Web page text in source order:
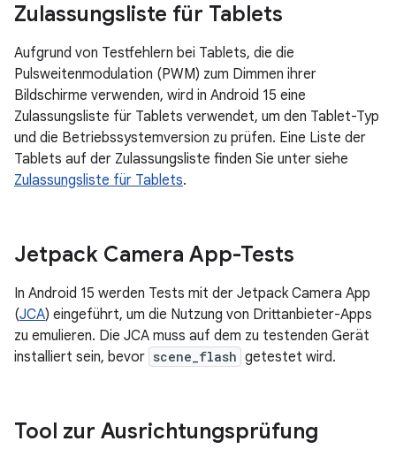
Zulassungsliste für Tablets
Aufgrund von Testfehlern bei Tablets, die die
Pulsweitenmodulation (PWM) zum Dimmen ihrer
Bildschirme verwenden, wird in Android 15 eine
Zulassungsliste für Tablets verwendet, um den Tablet-Typ
und die Betriebssystemversion zu prüfen. Eine Liste der
Tablets auf der Zulassungsliste finden Sie unter siehe
Zulassungsliste für Tablets.
Jetpack Camera App-Tests
In Android 15 werden Tests mit der Jetpack Camera App
(JCA) eingeführt, um die Nutzung von Drittanbieter-Apps
zu emulieren. Die JCA muss auf dem zu testenden Gerät
installiert sein, bevor scene_flash getestet wird.
Tool zur Ausrichtungsprüfung